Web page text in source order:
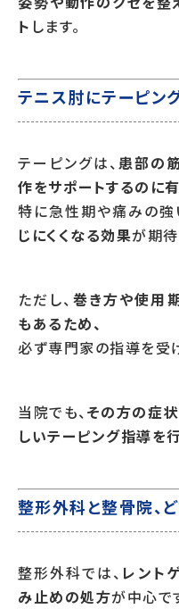
ト します。
テニス肘にテーピン
テーピングは、患部の
作をサポートするのに
特に急性期や痛みの強
じにくくなる効果が期待
ただし、 巻き方や使用
もあるため、
必ず専門家の指導を受
当院でも、その方の症
しいテーピング指導を行
整形外科と整骨院、
整形外科では、 レント
み止めの処方が中心で